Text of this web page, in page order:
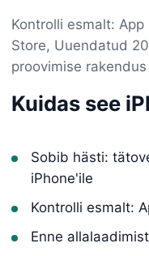
Kontrolli esmalt:
Store, Uuendatud
proovimise
Kuidas see
Sobib hästi:
iPhone'ile
Kontrolli esmalt:
Enne